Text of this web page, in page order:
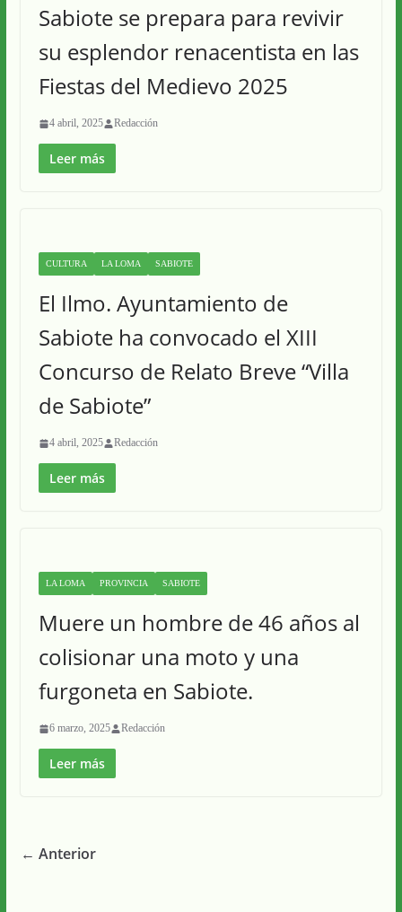
Sabiote se prepara para revivir
su esplendor renacentista en las
Fiestas del Medievo 2025
4 abril, 2025 Redacción
Leer más
CULTURA LA LOMA SABIOTE
El Ilmo. Ayuntamiento de
Sabiote ha convocado el XIII
Concurso de Relato Breve “Villa
de Sabiote”
4 abril, 2025 Redacción
Leer más
LA LOMA PROVINCIA SABIOTE
Muere un hombre de 46 años al
colisionar una moto y una
furgoneta en Sabiote.
6 marzo, 2025 Redacción
Leer más
← Anterior